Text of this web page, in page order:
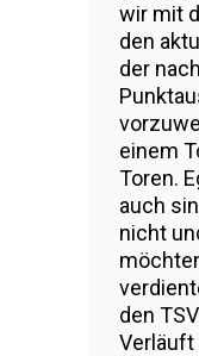
wir mit
den
der
einem
Toren.
auch
nicht
den
Verläuft